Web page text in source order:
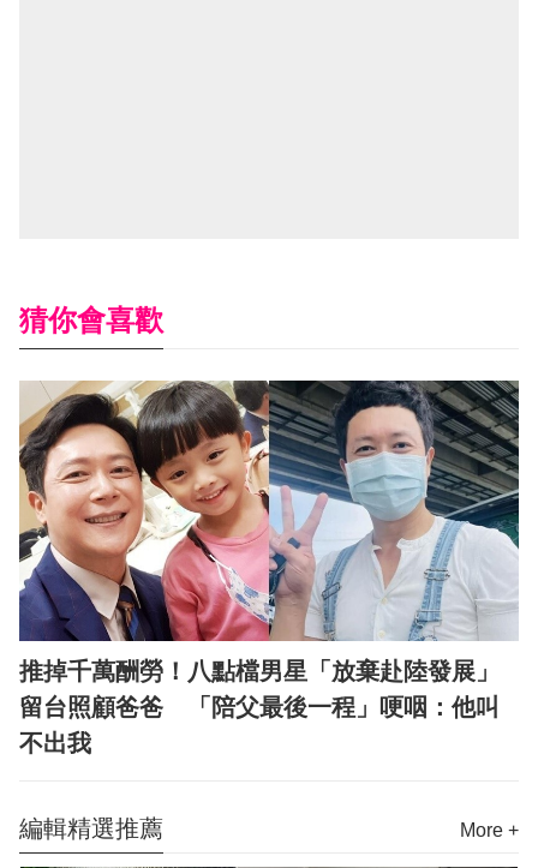
猜你會喜歡
推掉千萬酬勞！八點檔男星「放棄赴陸發展」
留台照顧爸爸 「陪父最後一程」哽咽：他叫
不出我
編輯精選推薦 More +